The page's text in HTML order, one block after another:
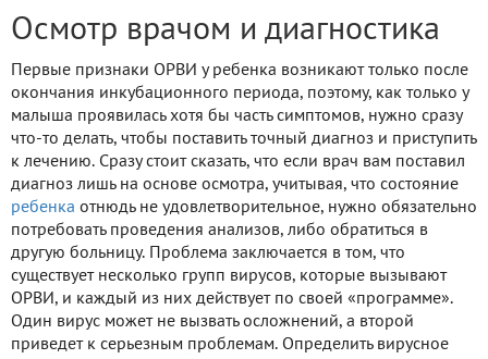
Осмотр врачом и диагностика
Первые признаки ОРВИ у ребенка возникают только после
окончания инкубационного периода, поэтому, как только у
малыша проявилась хотя бы часть симптомов, нужно сразу
что-то делать, чтобы поставить точный диагноз и приступить
к лечению. Сразу стоит сказать, что если врач вам поставил
диагноз лишь на основе осмотра, учитывая, что состояние
ребенка отнюдь не удовлетворительное, нужно обязательно
потребовать проведения анализов, либо обратиться в
другую больницу. Проблема заключается в том, что
существует несколько групп вирусов, которые вызывают
ОРВИ, и каждый из них действует по своей «программе».
Один вирус может не вызвать осложнений, а второй
приведет к серьезным проблемам. Определить вирусное